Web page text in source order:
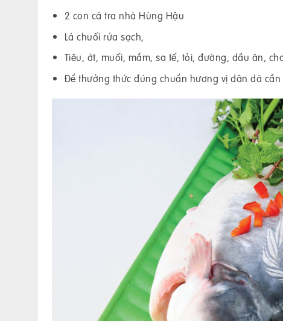
2 con cá tra nhà Hùng Hậu
Lá chuối rửa sạch,
Tiêu, ớt, muối, mắm, sa tế, tỏi, đường, dầu ăn,
Để thưởng thức đúng chuẩn hương vị dân dã